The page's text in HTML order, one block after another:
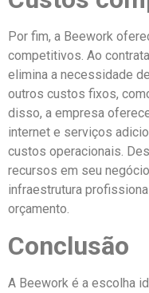
Por fim, a Beework
competitivos. Ao
elimina a necessidade
outros custos fixos,
disso, a empresa
internet e serviços
custos operacionais.
recursos em seu
infraestrutura
orçamento.
Conclusão
A Beework é a escolha